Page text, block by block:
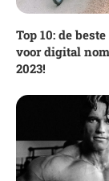
Top 10: de
voor digital
2023!